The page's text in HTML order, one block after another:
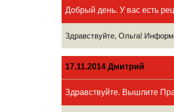
Добрый день. У вас есть
Здравствуйте, Ольга!
17.11.2014 Дмитрий
Здравствуйте. Вышлите